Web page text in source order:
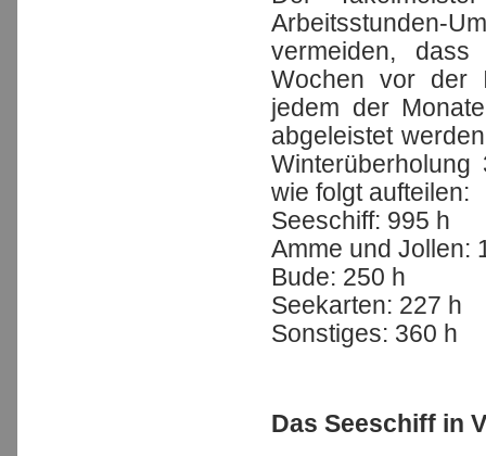
Arbeitsstunden-
vermeiden,
Wochen vor der
jedem der
abgeleistet
wie folgt aufteilen:
Seeschiff: 995 h
Amme und Jollen:
Bude: 250 h
Seekarten: 227 h
Sonstiges: 360 h
Das Seeschiff in